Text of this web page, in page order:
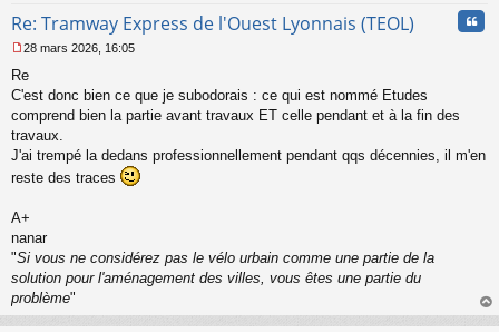
Re: Tramway Express de l'Ouest Lyonnais (TEOL)
e
s
s
g
e
n
u
28 mars 2026, 16:05
Re
C'est donc bien ce que je subodorais : ce qui est nommé Etudes
comprend bien la partie avant travaux ET celle pendant et à la fin des
travaux.
J'ai trempé la dedans professionnellement pendant qqs décennies, il m'en
reste des traces
A+
nanar
"Si vous ne considérez pas le vélo urbain comme une partie de la
solution pour l'aménagement des villes, vous êtes une partie du
problème"
au